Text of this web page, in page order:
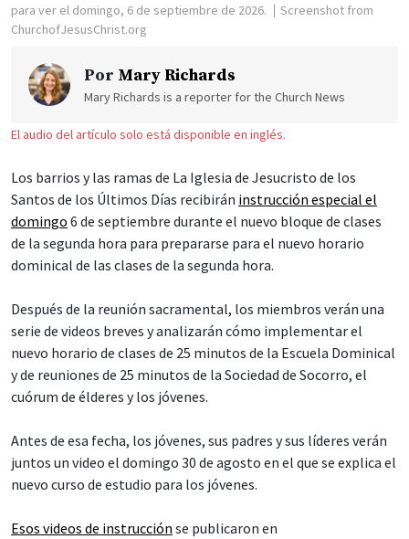
para ver el domingo, 6 de septiembre de 2026.
Screenshot from
ChurchofJesusChrist.org
Por Mary Richards
Mary Richards is a reporter for the Church News
El audio del artículo solo está disponible en inglés.
Los barrios y las ramas de La Iglesia de Jesucristo de los
Santos de los Últimos Días recibirán instrucción especial el
domingo 6 de septiembre durante el nuevo bloque de clases
de la segunda hora para prepararse para el nuevo horario
dominical de las clases de la segunda hora.
Después de la reunión sacramental, los miembros verán una
serie de videos breves y analizarán cómo implementar el
nuevo horario de clases de 25 minutos de la Escuela Dominical
y de reuniones de 25 minutos de la Sociedad de Socorro, el
cuórum de élderes y los jóvenes.
Antes de esa fecha, los jóvenes, sus padres y sus líderes verán
juntos un video el domingo 30 de agosto en el que se explica el
nuevo curso de estudio para los jóvenes.
Esos videos de instrucción se publicaron en